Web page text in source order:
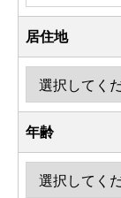
居住地
年齢